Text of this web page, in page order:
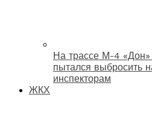
На трассе М-4
пытался выбросить
инспекторам
ЖКХ